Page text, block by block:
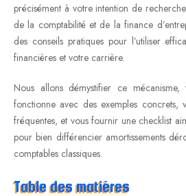
précisément à votre intention de
de la comptabilité et de la finance
des conseils pratiques pour l’utiliser
financières et votre carrière.
Nous allons démystifier ce
fonctionne avec des exemples concrets,
fréquentes, et vous fournir une checklist
pour bien différencier amortissements
comptables classiques.
Table des matières